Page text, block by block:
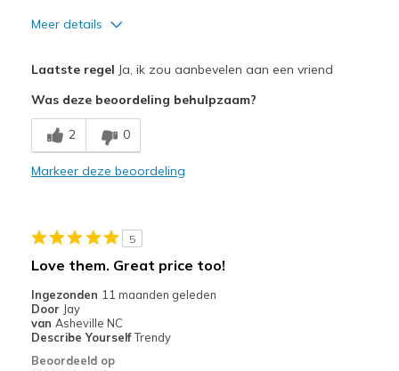
Meer details
Breathe Well
Comfortable
Travel
Width
Laatste regel Ja, ik zou aanbevelen aan een vriend
Was deze beoordeling behulpzaam?
2 0
Markeer deze beoordeling
5
Love them. Great price too!
Ingezonden 11 maanden geleden
Door Jay
van Asheville NC
Describe YourselfTrendy
Beoordeeld op